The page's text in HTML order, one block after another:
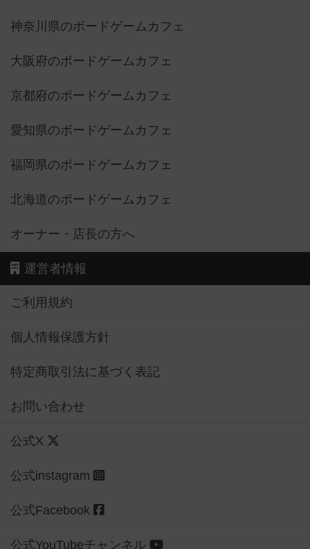
神奈川県のボードゲームカフェ
大阪府のボードゲームカフェ
京都府のボードゲームカフェ
愛知県のボードゲームカフェ
福岡県のボードゲームカフェ
北海道のボードゲームカフェ
オーナー・店長の方へ
運営者情報
ご利用規約
個人情報保護方針
特定商取引法に基づく表記
お問い合わせ
公式X
公式instagram
公式Facebook
公式YouTubeチャンネル